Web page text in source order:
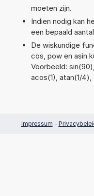
moeten zijn.
Indien nodig kan
een bepaald
De wiskundige
cos, pow en asin
Voorbeeld:
acos(1), atan(1/
Impressum -